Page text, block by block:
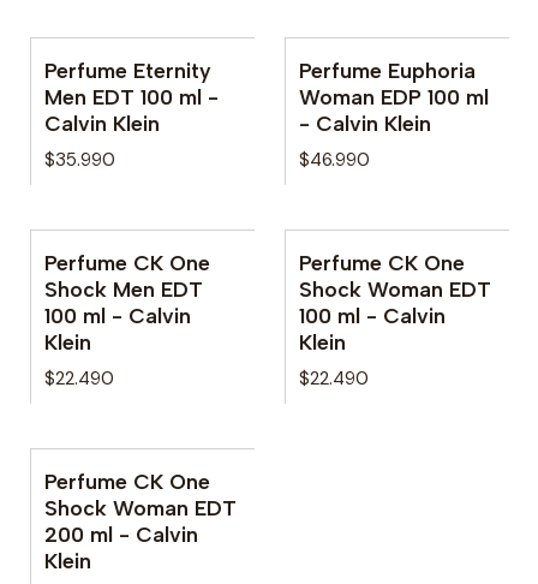
Perfume Eternity
Men EDT 100 ml -
Calvin Klein
$35.990
No disponible
Perfume Euphoria
Woman EDP 100 ml
- Calvin Klein
$46.990
Agotado
Perfume CK One
Shock Men EDT
100 ml - Calvin
Klein
$22.490
No disponible
Perfume CK One
Shock Woman EDT
100 ml - Calvin
Klein
$22.490
Perfume CK One
Shock Woman EDT
200 ml - Calvin
Klein